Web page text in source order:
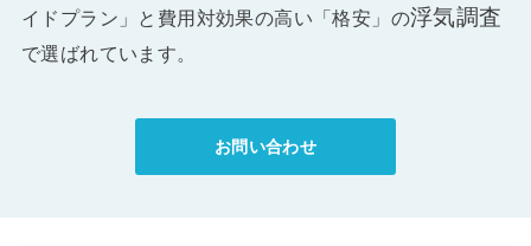
イドプラン」と費用対効果の高い「格安」の浮気調査
で選ばれています。
お問い合わせ